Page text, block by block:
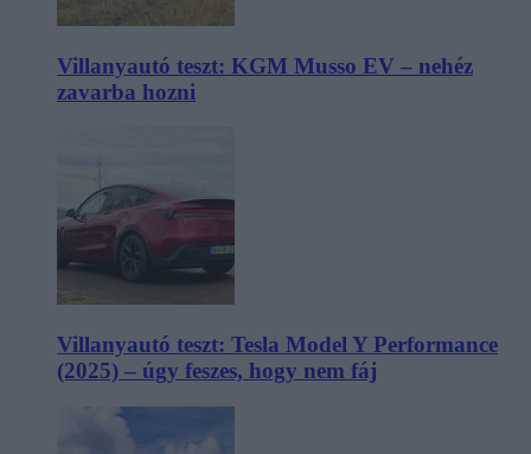
Villanyautó teszt: KGM Musso EV – nehéz
zavarba hozni
Villanyautó teszt: Tesla Model Y Performance
(2025) – úgy feszes, hogy nem fáj